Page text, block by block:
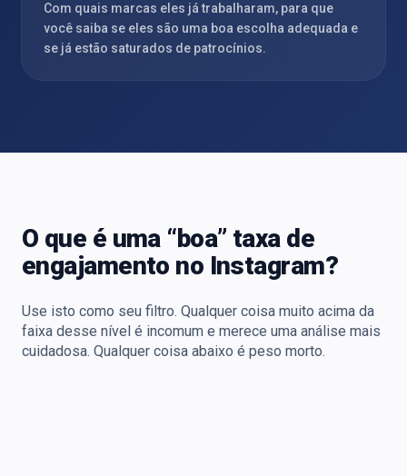
Com quais marcas eles já trabalharam, para que
você saiba se eles são uma boa escolha adequada e
se já estão saturados de patrocínios.
O que é uma “boa” taxa de
engajamento no Instagram?
Use isto como seu filtro. Qualquer coisa muito acima da
faixa desse nível é incomum e merece uma análise mais
cuidadosa. Qualquer coisa abaixo é peso morto.